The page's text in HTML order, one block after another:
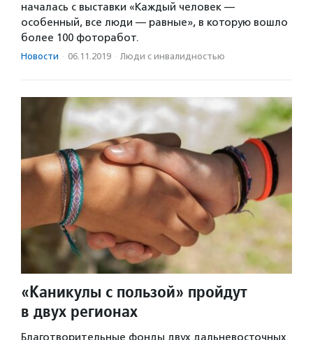
началась с выставки «Каждый человек —
особенный, все люди — равные», в которую вошло
более 100 фоторабот.
Новости · 06.11.2019 · Люди с инвалидностью
«Каникулы с пользой» пройдут
в двух регионах
Благотворительные фонды двух дальневосточных